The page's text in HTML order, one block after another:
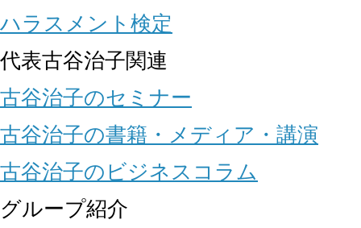
ハラスメント検定
代表古谷治子関連
古谷治子のセミナー
古谷治子の書籍・メディア・講演
古谷治子のビジネスコラム
グループ紹介